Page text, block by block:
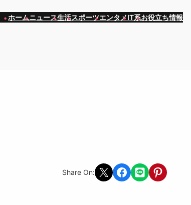
ホームニュース生活スポーツエンタメIT系お役立ち情報
Share On: Share on X Share on Facebook
Share on LINEShare on